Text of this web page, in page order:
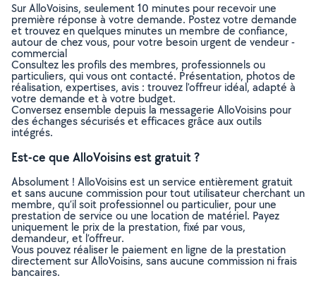
Sur AlloVoisins, seulement 10 minutes pour recevoir une
première réponse à votre demande. Postez votre demande
et trouvez en quelques minutes un membre de confiance,
autour de chez vous, pour votre besoin urgent de vendeur -
commercial
Consultez les profils des membres, professionnels ou
particuliers, qui vous ont contacté. Présentation, photos de
réalisation, expertises, avis : trouvez l'offreur idéal, adapté à
votre demande et à votre budget.
Conversez ensemble depuis la messagerie AlloVoisins pour
des échanges sécurisés et efficaces grâce aux outils
intégrés.
Est-ce que AlloVoisins est gratuit ?
Absolument ! AlloVoisins est un service entièrement gratuit
et sans aucune commission pour tout utilisateur cherchant un
membre, qu’il soit professionnel ou particulier, pour une
prestation de service ou une location de matériel. Payez
uniquement le prix de la prestation, fixé par vous,
demandeur, et l’offreur.
Vous pouvez réaliser le paiement en ligne de la prestation
directement sur AlloVoisins, sans aucune commission ni frais
bancaires.